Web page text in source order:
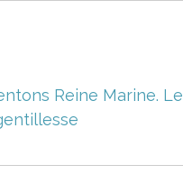
Reine Marine. Le